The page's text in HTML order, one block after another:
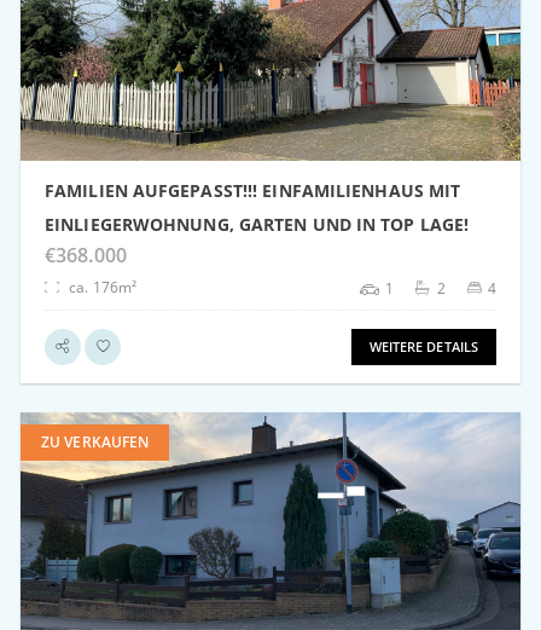
weitere Details
FAMILIEN AUFGEPASST!!! EINFAMILIENHAUS MIT
EINLIEGERWOHNUNG, GARTEN UND IN TOP LAGE!
€368.000
ca. 176m² 1 2 4
WEITERE DETAILS
ZU VERKAUFEN
weitere Details